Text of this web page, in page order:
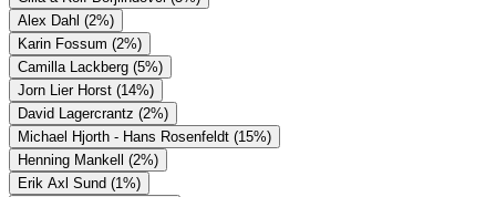
Alex Dahl (2%)
Karin Fossum (2%)
Camilla Lackberg (5%)
Jorn Lier Horst (14%)
David Lagercrantz (2%)
Michael Hjorth - Hans Rosenfeldt (15%)
Henning Mankell (2%)
Erik Axl Sund (1%)